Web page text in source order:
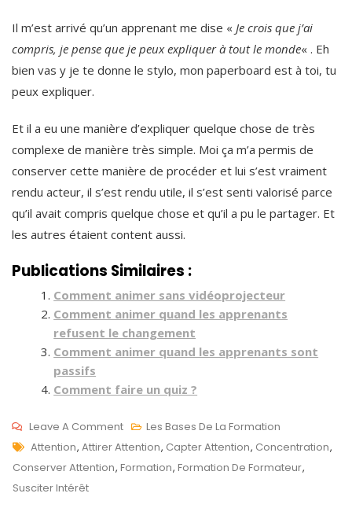
Il m’est arrivé qu’un apprenant me dise « Je crois que j’ai
compris, je pense que je peux expliquer à tout le monde« . Eh
bien vas y je te donne le stylo, mon paperboard est à toi, tu
peux expliquer.
Et il a eu une manière d’expliquer quelque chose de très
complexe de manière très simple. Moi ça m’a permis de
conserver cette manière de procéder et lui s’est vraiment
rendu acteur, il s’est rendu utile, il s’est senti valorisé parce
qu’il avait compris quelque chose et qu’il a pu le partager. Et
les autres étaient content aussi.
Publications Similaires :
Comment animer sans vidéoprojecteur
Comment animer quand les apprenants
refusent le changement
Comment animer quand les apprenants sont
passifs
Comment faire un quiz ?
D
É
C
Leave A CommentOn
Comment
Garder
Les Bases De La Formation
Tags
Attention, Attirer Attention, Capter Attention, Concentration,
Conserver Attention, Formation, Formation De Formateur,
Susciter Intérêt